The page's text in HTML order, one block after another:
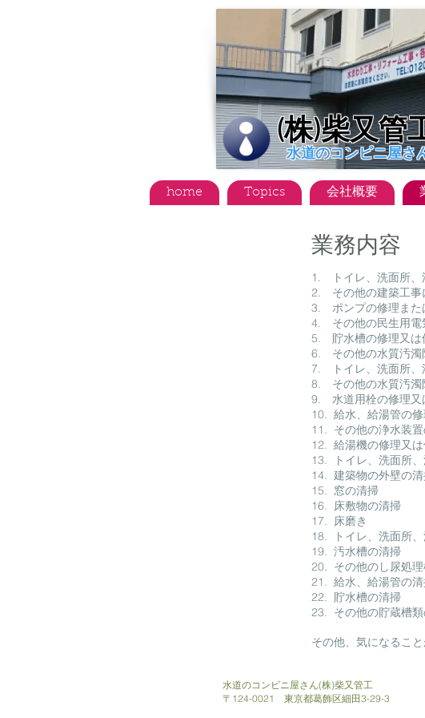
(株)柴又管
水道のコンビニ屋さ
home Topics 会社概要
業務内容
1. トイレ、洗面所、
2. その他の建築工事
3. ポンプの修理また
4. その他の民生用電
5. 貯水槽の修理又は
6. その他の水質汚濁
7. トイレ、洗面所、
8. その他の水質汚濁
9. 水道用栓の修理又
10. 給水、給湯管の
11. その他の浄水装
12. 給湯機の修理又は
13. トイレ、洗面所
14. 建築物の外壁の
15. 窓の清掃
16. 床敷物の清掃
17. 床磨き
18. トイレ、洗面所
19. 汚水槽の清掃
20. その他のし尿処
21. 給水、給湯管の
22. 貯水槽の清掃
23. その他の貯蔵槽
その他、気になるこ
水道のコンビニ屋さん(株)柴又管工
​〒124-0021 東京都葛飾区細田3-29-3​